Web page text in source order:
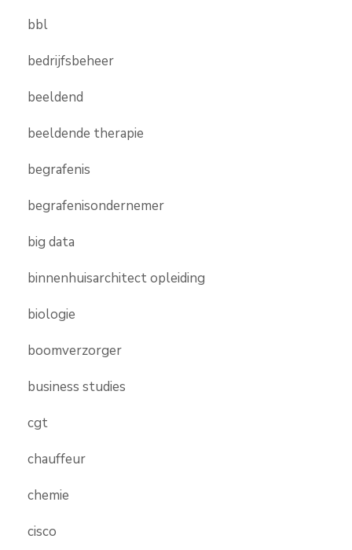
bbl
bedrijfsbeheer
beeldend
beeldende therapie
begrafenis
begrafenisondernemer
big data
binnenhuisarchitect opleiding
biologie
boomverzorger
business studies
cgt
chauffeur
chemie
cisco